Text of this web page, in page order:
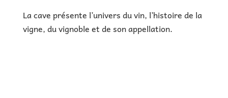
La cave présente l’univers du vin, l’histoire de la
vigne, du vignoble et de son appellation.